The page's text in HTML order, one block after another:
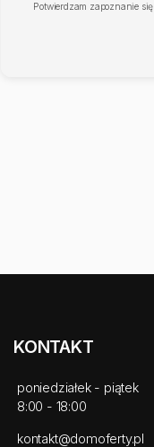
Potwierdzam zapoznanie
KONTAKT
poniedziałek - piątek
8:00 - 18:00
kontakt@domoferty.pl